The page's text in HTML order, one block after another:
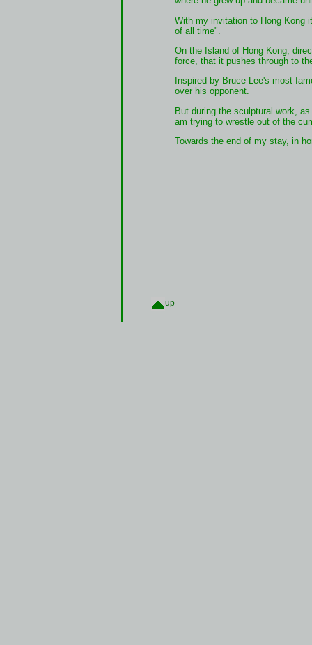
With my invitation to Hong Kong
of all time".
On the Island of Hong Kong,
force, that it pushes through to
Inspired by Bruce Lee's most
over his opponent.
But during the sculptural work,
am trying to wrestle out of the
Towards the end of my stay, in
up